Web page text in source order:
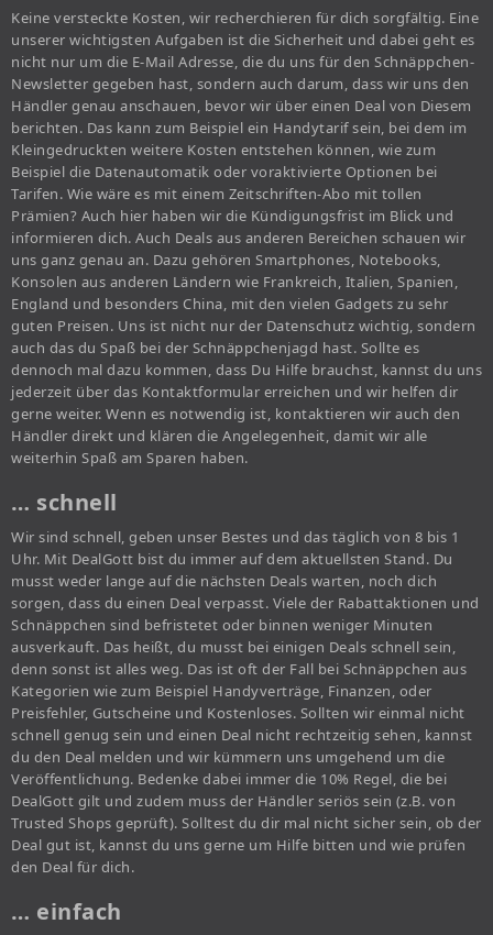
Keine versteckte Kosten, wir recherchieren für dich sorgfältig. Eine
unserer wichtigsten Aufgaben ist die Sicherheit und dabei geht es
nicht nur um die E-Mail Adresse, die du uns für den Schnäppchen-
Newsletter gegeben hast, sondern auch darum, dass wir uns den
Händler genau anschauen, bevor wir über einen Deal von Diesem
berichten. Das kann zum Beispiel ein Handytarif sein, bei dem im
Kleingedruckten weitere Kosten entstehen können, wie zum
Beispiel die Datenautomatik oder voraktivierte Optionen bei
Tarifen. Wie wäre es mit einem Zeitschriften-Abo mit tollen
Prämien? Auch hier haben wir die Kündigungsfrist im Blick und
informieren dich. Auch Deals aus anderen Bereichen schauen wir
uns ganz genau an. Dazu gehören Smartphones, Notebooks,
Konsolen aus anderen Ländern wie Frankreich, Italien, Spanien,
England und besonders China, mit den vielen Gadgets zu sehr
guten Preisen. Uns ist nicht nur der Datenschutz wichtig, sondern
auch das du Spaß bei der Schnäppchenjagd hast. Sollte es
dennoch mal dazu kommen, dass Du Hilfe brauchst, kannst du uns
jederzeit über das Kontaktformular erreichen und wir helfen dir
gerne weiter. Wenn es notwendig ist, kontaktieren wir auch den
Händler direkt und klären die Angelegenheit, damit wir alle
weiterhin Spaß am Sparen haben.
… schnell
Wir sind schnell, geben unser Bestes und das täglich von 8 bis 1
Uhr. Mit DealGott bist du immer auf dem aktuellsten Stand. Du
musst weder lange auf die nächsten Deals warten, noch dich
sorgen, dass du einen Deal verpasst. Viele der Rabattaktionen und
Schnäppchen sind befristetet oder binnen weniger Minuten
ausverkauft. Das heißt, du musst bei einigen Deals schnell sein,
denn sonst ist alles weg. Das ist oft der Fall bei Schnäppchen aus
Kategorien wie zum Beispiel Handyverträge, Finanzen, oder
Preisfehler, Gutscheine und Kostenloses. Sollten wir einmal nicht
schnell genug sein und einen Deal nicht rechtzeitig sehen, kannst
du den Deal melden und wir kümmern uns umgehend um die
Veröffentlichung. Bedenke dabei immer die 10% Regel, die bei
DealGott gilt und zudem muss der Händler seriös sein (z.B. von
Trusted Shops geprüft). Solltest du dir mal nicht sicher sein, ob der
Deal gut ist, kannst du uns gerne um Hilfe bitten und wie prüfen
den Deal für dich.
… einfach